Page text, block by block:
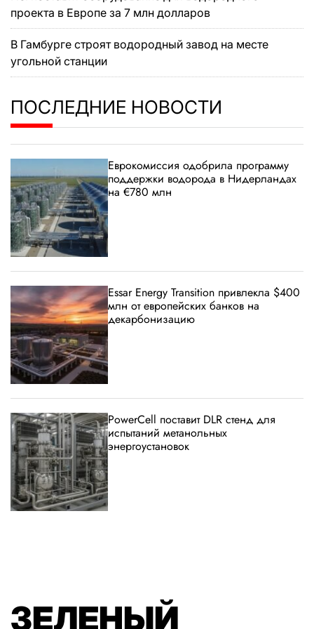
проекта в Европе за 7 млн долларов
В Гамбурге строят водородный завод на месте
угольной станции
ПОСЛЕДНИЕ НОВОСТИ
Еврокомиссия одобрила программу
поддержки водорода в Нидерландах
на €780 млн
Essar Energy Transition привлекла $400
млн от европейских банков на
декарбонизацию
PowerCell поставит DLR стенд для
испытаний метанольных
энергоустановок
ЗЕЛЕНЫЙ